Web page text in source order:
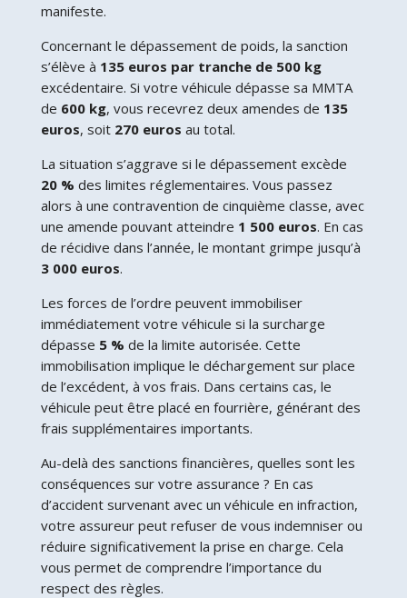
manifeste.
Concernant le dépassement de poids, la sanction
s’élève à 135 euros par tranche de 500 kg
excédentaire. Si votre véhicule dépasse sa MMTA
de 600 kg, vous recevrez deux amendes de 135
euros, soit 270 euros au total.
La situation s’aggrave si le dépassement excède
20 % des limites réglementaires. Vous passez
alors à une contravention de cinquième classe, avec
une amende pouvant atteindre 1 500 euros. En cas
de récidive dans l’année, le montant grimpe jusqu’à
3 000 euros.
Les forces de l’ordre peuvent immobiliser
immédiatement votre véhicule si la surcharge
dépasse 5 % de la limite autorisée. Cette
immobilisation implique le déchargement sur place
de l’excédent, à vos frais. Dans certains cas, le
véhicule peut être placé en fourrière, générant des
frais supplémentaires importants.
Au-delà des sanctions financières, quelles sont les
conséquences sur votre assurance ? En cas
d’accident survenant avec un véhicule en infraction,
votre assureur peut refuser de vous indemniser ou
réduire significativement la prise en charge. Cela
vous permet de comprendre l’importance du
respect des règles.